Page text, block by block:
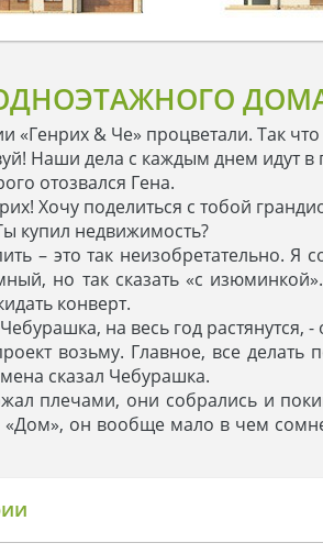
«Генрих & Че» процветали. Так
Наши дела с каждым днем идут в
отозвался Гена.
Хочу поделиться с тобой
купил недвижимость?
– это так неизобретательно.
но так сказать «с
конверт.
на весь год растянутся,
возьму. Главное, все
сказал Чебурашка.
плечами, они собрались и
он вообще мало в чем